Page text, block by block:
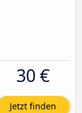
30 €
Jetzt finden